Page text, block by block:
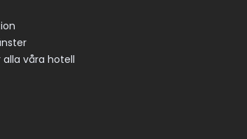
alla våra hotell